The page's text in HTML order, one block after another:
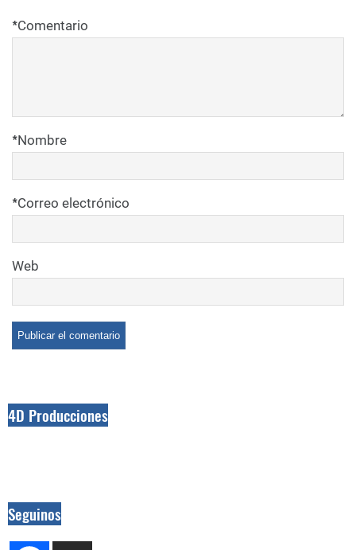
Comentario
*
Nombre
*
Correo electrónico
*
Web
4D Producciones
Seguinos